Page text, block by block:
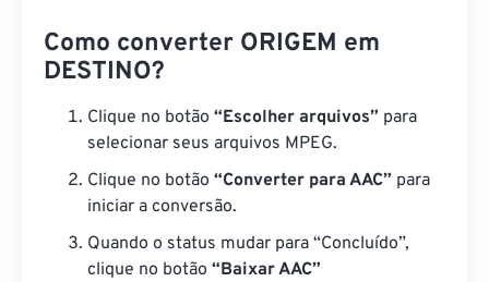
Como converter ORIGEM em
DESTINO?
Clique no botão “Escolher arquivos” para
selecionar seus arquivos MPEG.
Clique no botão “Converter para AAC” para
iniciar a conversão.
Quando o status mudar para “Concluído”,
clique no botão “Baixar AAC”